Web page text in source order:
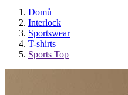
Domů
Interlock
Sportswear
T-shirts
Sports Top